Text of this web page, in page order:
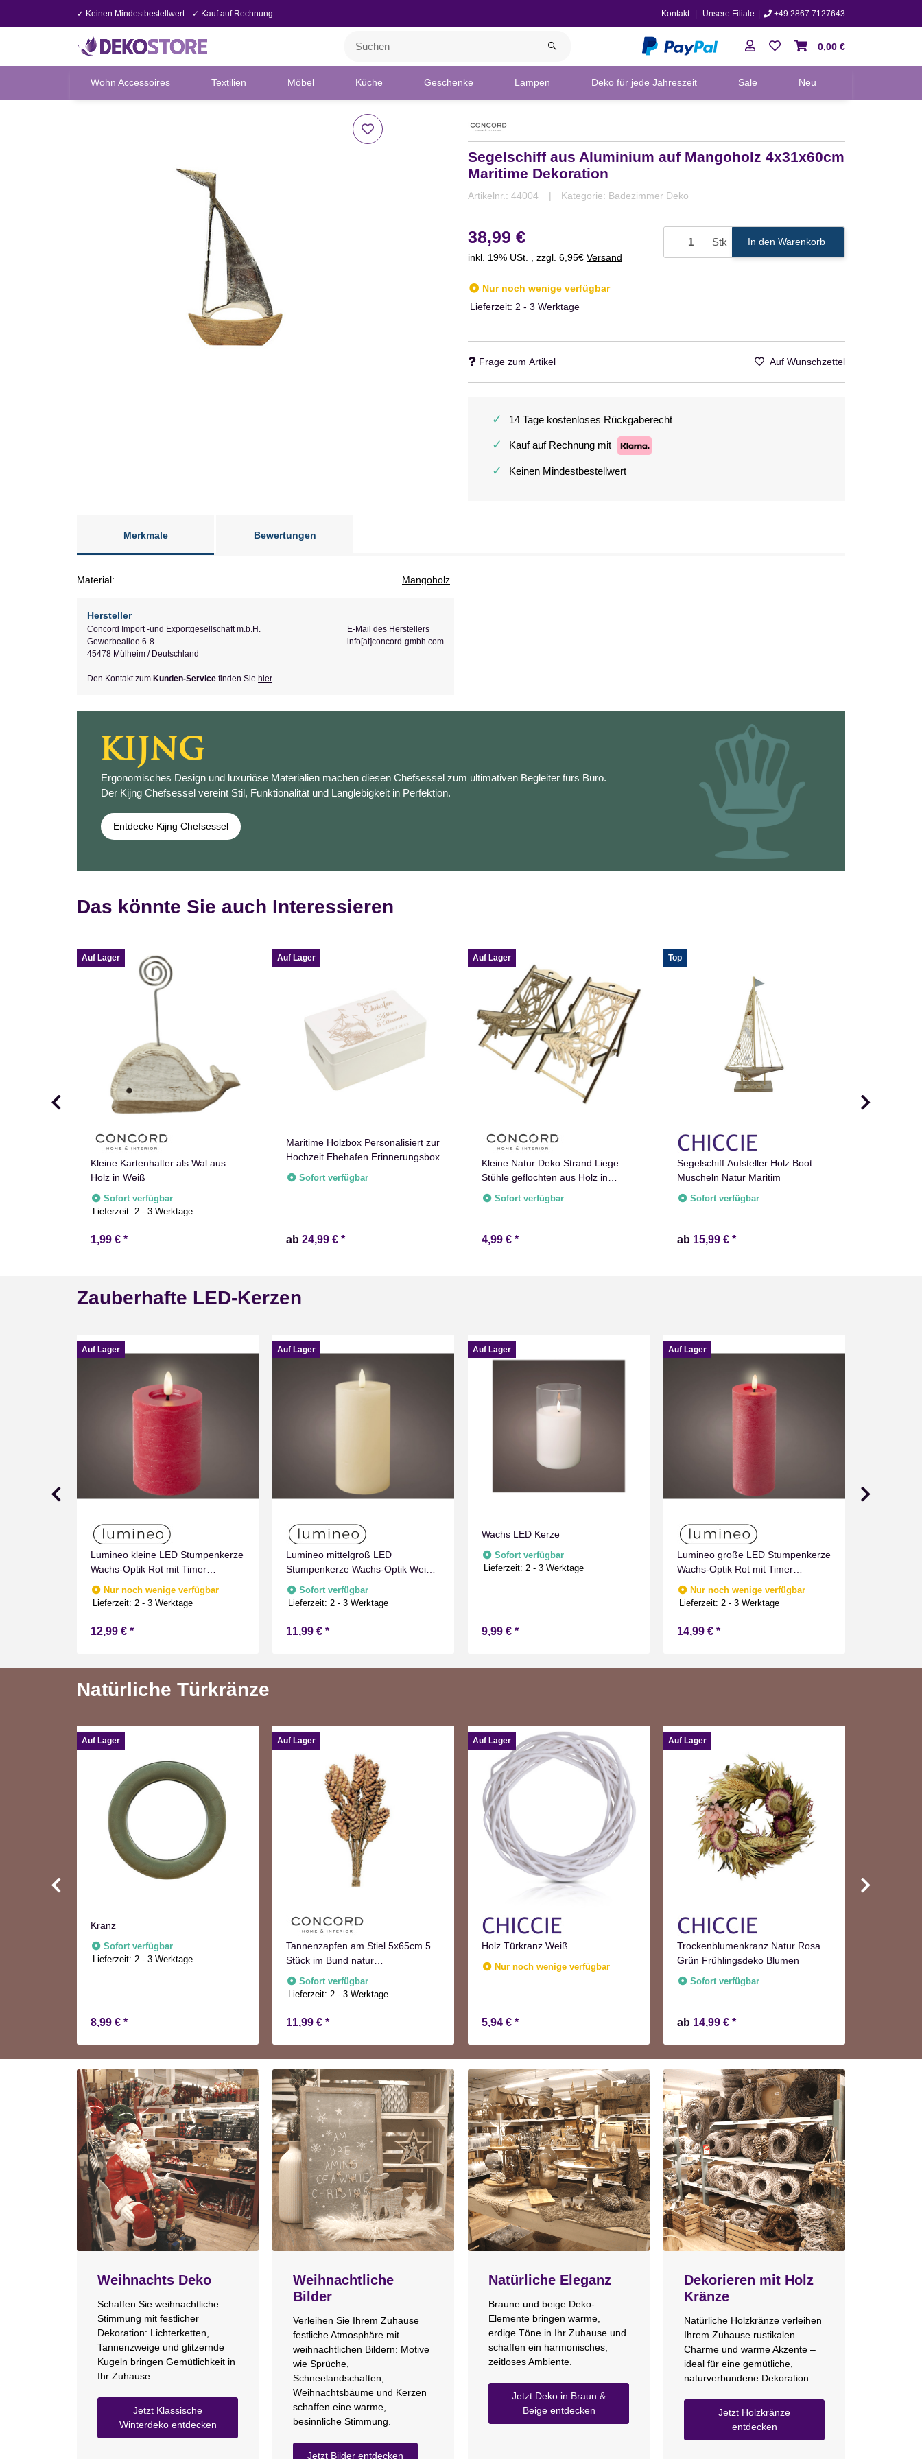
✓ Keinen Mindestbestellwert ✓ Kauf auf Rechnung Kontakt Unsere Filiale +49 2867 7127643
0,00 €
Wohn Accessoires Textilien Möbel Küche Geschenke Lampen Deko für jede Jahreszeit Sale Neu
Segelschiff aus Aluminium auf Mangoholz 4x31x60cm
Maritime Dekoration
Artikelnr.: 44004 Kategorie: Badezimmer Deko
38,99 €
inkl. 19% USt. , zzgl. 6,95€ Versand
Nur noch wenige verfügbar
Lieferzeit: 2 - 3 Werktage
Stk In den Warenkorb
Frage zum Artikel Auf Wunschzettel
✓ 14 Tage kostenloses Rückgaberecht
✓ Kauf auf Rechnung mit
✓ Keinen Mindestbestellwert
Merkmale Bewertungen
Material: Mangoholz
Hersteller
Concord Import -und Exportgesellschaft m.b.H.
Gewerbeallee 6-8
45478 Mülheim / Deutschland
E-Mail des Herstellers
info[at]concord-gmbh.com
Den Kontakt zum Kunden-Service finden Sie hier
Ergonomisches Design und luxuriöse Materialien machen diesen Chefsessel zum ultimativen Begleiter fürs Büro.
Der Kijng Chefsessel vereint Stil, Funktionalität und Langlebigkeit in Perfektion.
Entdecke Kijng Chefsessel
Das könnte Sie auch Interessieren
Auf Lager
Kleine Kartenhalter als Wal aus
Holz in Weiß
Sofort verfügbar
Lieferzeit:2 - 3 Werktage
1,99 € *
Auf Lager
Maritime Holzbox Personalisiert zur
Hochzeit Ehehafen Erinnerungsbox
Sofort verfügbar
ab 24,99 € *
Auf Lager
Kleine Natur Deko Strand Liege
Stühle geflochten aus Holz in
Braun Beige
Sofort verfügbar
4,99 € *
Top
Segelschiff Aufsteller Holz Boot
Muscheln Natur Maritim
Sofort verfügbar
ab 15,99 € *
Zauberhafte LED-Kerzen
Auf Lager
Lumineo kleine LED Stumpenkerze
Wachs-Optik Rot mit Timer
Flammen Effect für Drinnen
Warmweiß 11 cm hoch
Nur noch wenige verfügbar
Lieferzeit: 2 - 3 Werktage
12,99 € *
Auf Lager
Lumineo mittelgroß LED
Stumpenkerze Wachs-Optik Weiß
mit Timer Flammen Effect für
Drinnen Warmweiß 15 cm hoch
Sofort verfügbar
Lieferzeit: 2 - 3 Werktage
11,99 € *
Auf Lager
Wachs LED Kerze
Sofort verfügbar
Lieferzeit: 2 - 3 Werktage
9,99 € *
Auf Lager
Lumineo große LED Stumpenkerze
Wachs-Optik Rot mit Timer
Flammen Effect für Drinnen
Warmweiß 19 cm hoch
Nur noch wenige verfügbar
Lieferzeit: 2 - 3 Werktage
14,99 € *
Natürliche Türkränze
Auf Lager
Kranz
Sofort verfügbar
Lieferzeit:2 - 3 Werktage
8,99 € *
Auf Lager
Tannenzapfen am Stiel 5x65cm 5
Stück im Bund natur
Adventskranzdeko
Sofort verfügbar
Lieferzeit:2 - 3 Werktage
11,99 € *
Auf Lager
Holz Türkranz Weiß
Nur noch wenige verfügbar
5,94 € *
Auf Lager
Trockenblumenkranz Natur Rosa
Grün Frühlingsdeko Blumen
Sofort verfügbar
ab 14,99 € *
Weihnachts Deko
Schaffen Sie weihnachtliche
Stimmung mit festlicher
Dekoration: Lichterketten,
Tannenzweige und glitzernde
Kugeln bringen Gemütlichkeit in
Ihr Zuhause.
Jetzt Klassische
Winterdeko entdecken
Weihnachtliche
Bilder
Verleihen Sie Ihrem Zuhause
festliche Atmosphäre mit
weihnachtlichen Bildern: Motive
wie Sprüche,
Schneelandschaften,
Weihnachtsbäume und Kerzen
schaffen eine warme,
besinnliche Stimmung.
Jetzt Bilder entdecken
Natürliche Eleganz
Braune und beige Deko-
Elemente bringen warme,
erdige Töne in Ihr Zuhause und
schaffen ein harmonisches,
zeitloses Ambiente.
Jetzt Deko in Braun &
Beige entdecken
Dekorieren mit Holz
Kränze
Natürliche Holzkränze verleihen
Ihrem Zuhause rustikalen
Charme und warme Akzente –
ideal für eine gemütliche,
naturverbundene Dekoration.
Jetzt Holzkränze
entdecken